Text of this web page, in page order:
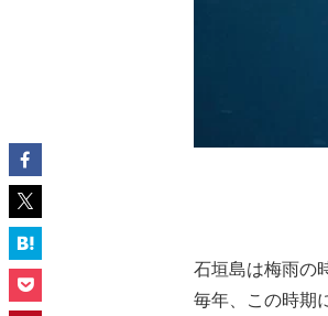
石垣島は梅雨の
毎年、この時期